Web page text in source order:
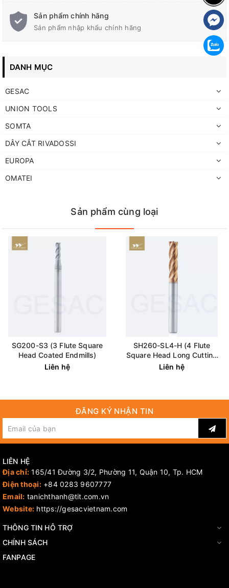
Sản phẩm chính hãng
Sản phẩm nhập khẩu chính hãng
DANH MỤC
GESAC
UNION TOOLS
SOMTA
DÂY CẮT RIVADOSSI
EUROPA
OMATEI
Sản phẩm cùng loại
SG200-S3 (3 Flute Square
Head Coated Endmills)
Liên hệ
SH260-SL4-H (4 Flute
Square Head Long Cutting
Edge Coated Endmills)
Liên hệ
ĐĂNG KÝ NHẬN TIN
LIÊN HỆ
Địa chỉ: 165/41 Đường 3/2, Phường 11, Quận 10, Tp. HCM
Điện thoại: +84 0283 9607777
Email: tanichthanh@tit.com.vn
Website: https://gesacvietnam.com
THÔNG TIN HỖ TRỢ
CHÍNH SÁCH
FANPAGE